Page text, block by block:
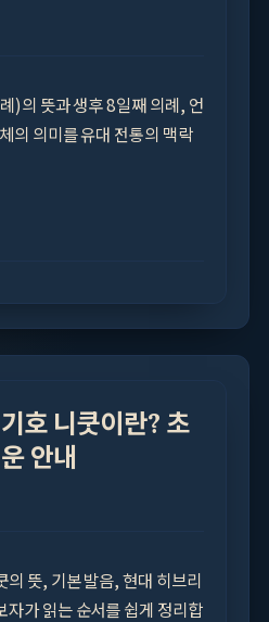
)의 뜻과 생후 8일째 의례, 언
의 의미를 유대 전통의 맥락
호 니쿳이란? 초
안내
의 뜻, 기본 발음, 현대 히브리
자가 읽는 순서를 쉽게 정리합